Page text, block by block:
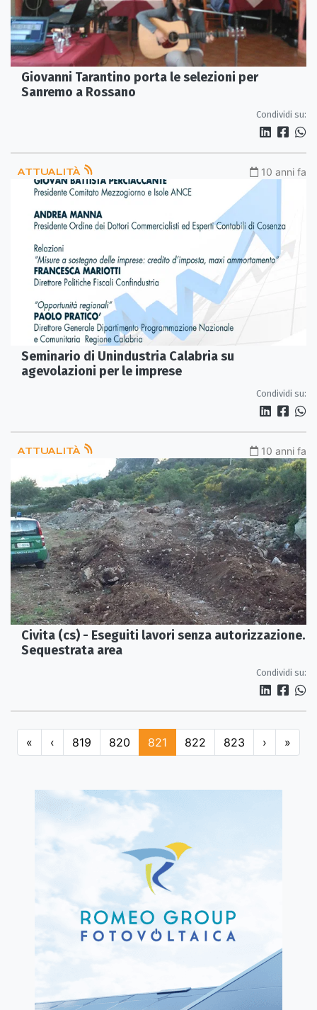
Giovanni Tarantino porta le selezioni per
Sanremo a Rossano
Condividi su:
ATTUALITÀ 10 anni fa
Seminario di Unindustria Calabria su
agevolazioni per le imprese
Condividi su:
ATTUALITÀ 10 anni fa
Civita (cs) - Eseguiti lavori senza autorizzazione.
Sequestrata area
Condividi su:
« ‹ 819 820 821 822 823 › »